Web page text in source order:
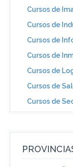
Cursos de
Cursos de
Cursos de
Cursos de
Cursos de
Cursos de
Cursos de